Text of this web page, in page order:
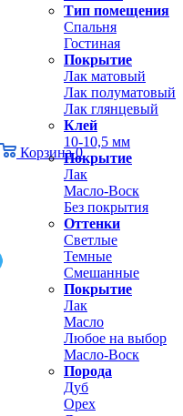
Тип помещения
Спальня
Гостиная
Покрытие
Лак матовый
Лак полуматовый
Лак глянцевый
Клей
10-10,5 мм
Покрытие
Лак
Масло-Воск
Без покрытия
Оттенки
Светлые
Темные
Смешанные
Покрытие
Лак
Масло
Любое на выбор
Масло-Воск
Порода
Дуб
Орех
Корзина 0